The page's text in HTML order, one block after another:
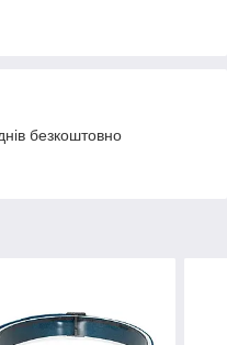
безкоштовно